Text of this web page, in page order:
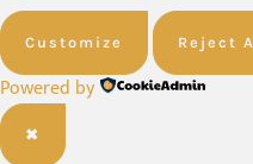
Customize Reject
Powered by
✖